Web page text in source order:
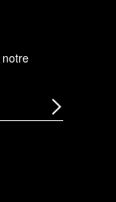
notre